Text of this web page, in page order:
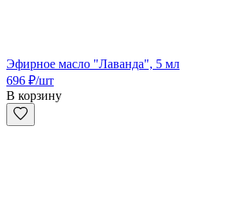
Эфирное масло "Лаванда", 5 мл
696 ₽/шт
В корзину